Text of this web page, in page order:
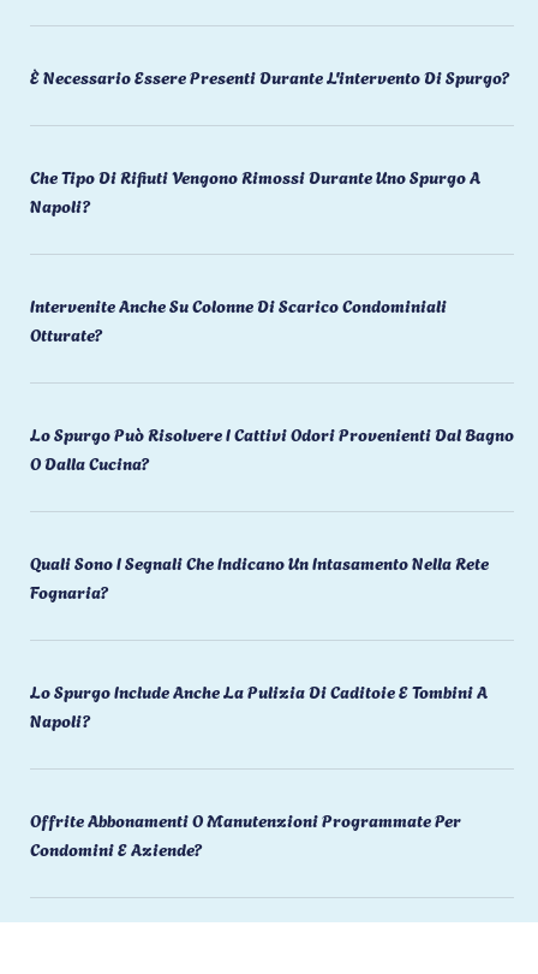
È Necessario Essere Presenti Durante L'intervento Di Spurgo?
Che Tipo Di Rifiuti Vengono Rimossi Durante Uno Spurgo A
Napoli?
Intervenite Anche Su Colonne Di Scarico Condominiali
Otturate?
Lo Spurgo Può Risolvere I Cattivi Odori Provenienti Dal Bagno
O Dalla Cucina?
Quali Sono I Segnali Che Indicano Un Intasamento Nella Rete
Fognaria?
Lo Spurgo Include Anche La Pulizia Di Caditoie E Tombini A
Napoli?
Offrite Abbonamenti O Manutenzioni Programmate Per
Condomini E Aziende?